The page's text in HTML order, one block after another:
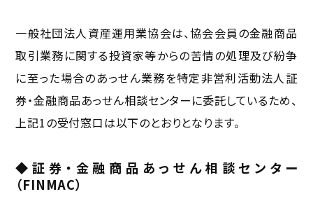
一般社団法人資産運用業協会は、協会会員の金融商品
取引業務に関する投資家等からの苦情の処理及び紛争
に至った場合のあっせん業務を特定非営利活動法人証
券・金融商品あっせん相談センターに委託しているため、
上記1の受付窓口は以下のとおりとなります。
◆証券・金融商品あっせん相談センター
（FINMAC）